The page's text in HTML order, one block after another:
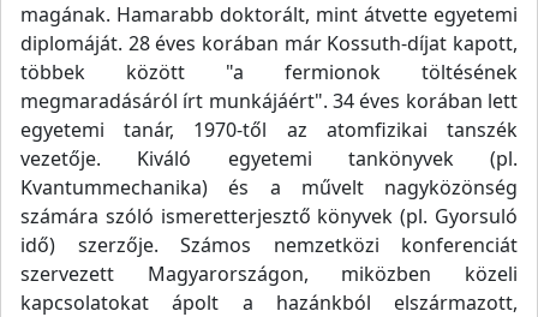
magának. Hamarabb doktorált, mint átvette egyetemi
diplomáját. 28 éves korában már Kossuth-díjat kapott,
többek között "a fermionok töltésének
megmaradásáról írt munkájáért". 34 éves korában lett
egyetemi tanár, 1970-től az atomfizikai tanszék
vezetője. Kiváló egyetemi tankönyvek (pl.
Kvantummechanika) és a művelt nagyközönség
számára szóló ismeretterjesztő könyvek (pl. Gyorsuló
idő) szerzője. Számos nemzetközi konferenciát
szervezett Magyarországon, miközben közeli
kapcsolatokat ápolt a hazánkból elszármazott,